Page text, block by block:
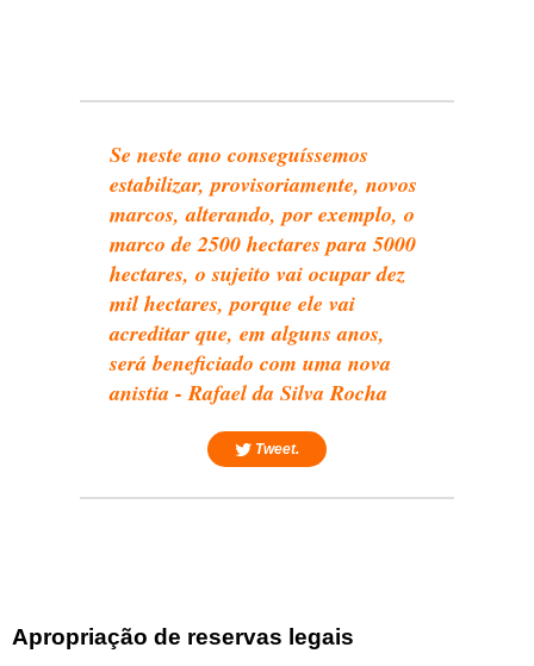
Se neste ano conseguíssemos
estabilizar, provisoriamente, novos
marcos, alterando, por exemplo, o
marco de 2500 hectares para 5000
hectares, o sujeito vai ocupar dez
mil hectares, porque ele vai
acreditar que, em alguns anos,
será beneficiado com uma nova
anistia - Rafael da Silva Rocha
Tweet.
Apropriação de reservas legais